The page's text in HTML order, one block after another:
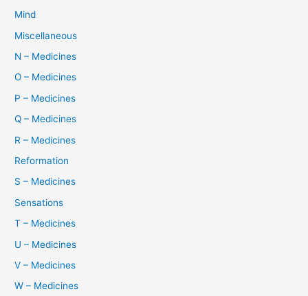
Mind
Miscellaneous
N – Medicines
O – Medicines
P – Medicines
Q – Medicines
R – Medicines
Reformation
S – Medicines
Sensations
T – Medicines
U – Medicines
V – Medicines
W – Medicines